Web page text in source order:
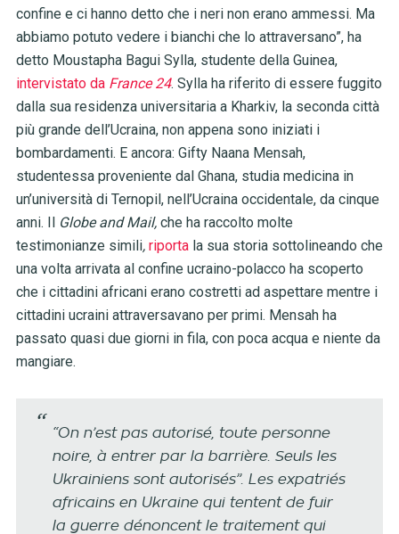
confine e ci hanno detto che i neri non erano ammessi. Ma
abbiamo potuto vedere i bianchi che lo attraversano”, ha
detto Moustapha Bagui Sylla, studente della Guinea,
intervistato da France 24. Sylla ha riferito di essere fuggito
dalla sua residenza universitaria a Kharkiv, la seconda città
più grande dell’Ucraina, non appena sono iniziati i
bombardamenti. E ancora: Gifty Naana Mensah,
studentessa proveniente dal Ghana, studia medicina in
un’università di Ternopil, nell’Ucraina occidentale, da cinque
anni. Il Globe and Mail, che ha raccolto molte
testimonianze simili, riportala sua storia sottolineando che
una volta arrivata al confine ucraino-polacco ha scoperto
che i cittadini africani erano costretti ad aspettare mentre i
cittadini ucraini attraversavano per primi. Mensah ha
passato quasi due giorni in fila, con poca acqua e niente da
mangiare.
“On n’est pas autorisé, toute personne
noire, à entrer par la barrière. Seuls les
Ukrainiens sont autorisés”. Les expatriés
africains en Ukraine qui tentent de fuir
la guerre dénoncent le traitement qui